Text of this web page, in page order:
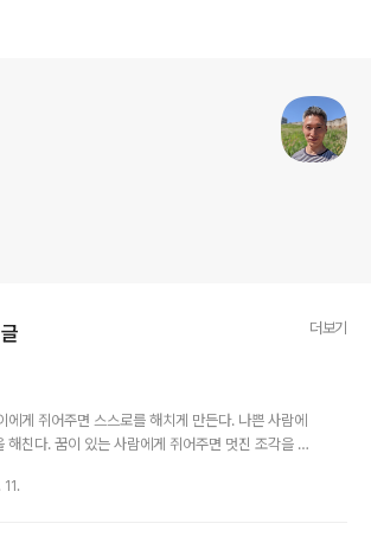
더보기
에게 쥐어주면 스스로를 해치게 만든다. 나쁜 사람에
해친다. 꿈이 있는 사람에게 쥐어주면 멋진 조각을 만